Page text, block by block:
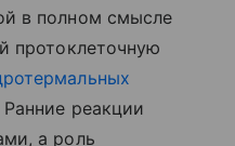
в полном смысле
протоклеточную
Ранние реакции
а роль